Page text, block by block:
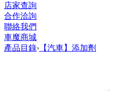
店家查詢
合作洽詢
聯絡我們
車魔商城
產品目錄› 【汽車】添加劑